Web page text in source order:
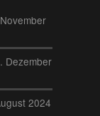
Dezember
2024